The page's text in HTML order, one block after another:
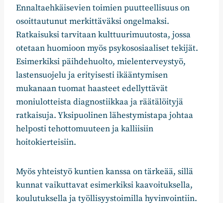
Ennaltaehkäisevien toimien puutteellisuus on
osoittautunut merkittäväksi ongelmaksi.
Ratkaisuksi tarvitaan kulttuurimuutosta, jossa
otetaan huomioon myös psykososiaaliset tekijät.
Esimerkiksi päihdehuolto, mielenterveystyö,
lastensuojelu ja erityisesti ikääntymisen
mukanaan tuomat haasteet edellyttävät
moniulotteista diagnostiikkaa ja räätälöityjä
ratkaisuja. Yksipuolinen lähestymistapa johtaa
helposti tehottomuuteen ja kalliisiin
hoitokierteisiin.
Myös yhteistyö kuntien kanssa on tärkeää, sillä
kunnat vaikuttavat esimerkiksi kaavoituksella,
koulutuksella ja työllisyystoimilla hyvinvointiin.